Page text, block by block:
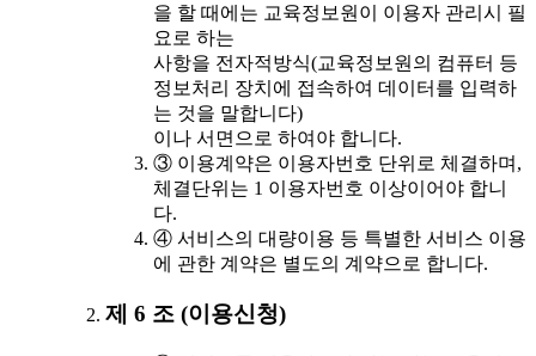
을 할 때에는 교육정보원이 이용자 관리시 필
요로 하는
사항을 전자적방식(교육정보원의 컴퓨터 등
정보처리 장치에 접속하여 데이터를 입력하
는 것을 말합니다)
이나 서면으로 하여야 합니다.
③ 이용계약은 이용자번호 단위로 체결하며,
체결단위는 1 이용자번호 이상이어야 합니
다.
④ 서비스의 대량이용 등 특별한 서비스 이용
에 관한 계약은 별도의 계약으로 합니다.
제 6 조 (이용신청)